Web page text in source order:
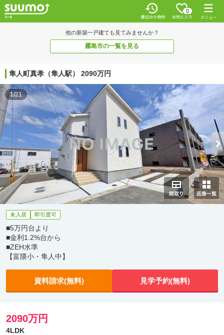
0
他の新築一戸建ても見てみませんか？
霧島市の一覧を見る
隼人町真孝（隼人駅） 2090万円
1/21
未入居 即引渡可
■5万円台より
■金利1.2%台から
■ZEH水準
【富隈小・隼人中】
資料請求(無料) 見学予約(無料)
2090万円
4LDK